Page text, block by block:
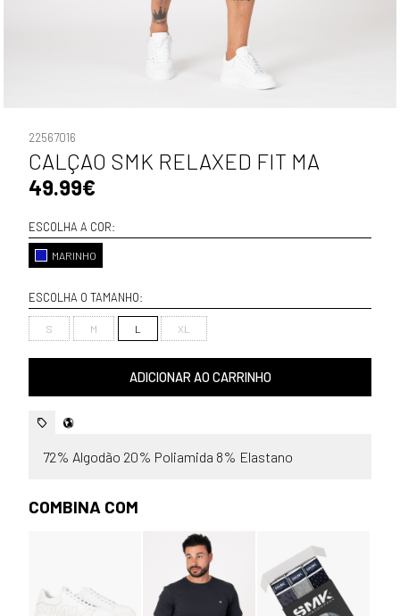
22567016
CALÇAO SMK RELAXED FIT MA
49.99€
ESCOLHA A COR:
MARINHO
ESCOLHA O TAMANHO:
S M L XL
ADICIONAR AO CARRINHO
72% Algodão 20% Poliamida 8% Elastano
COMBINA COM